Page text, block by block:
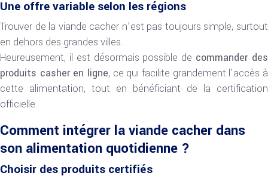
Une offre variable selon les régions
Trouver de la viande cacher n’est pas toujours simple, surtout
en dehors des grandes villes.
Heureusement, il est désormais possible de commander des
produits casher en ligne, ce qui facilite grandement l’accès à
cette alimentation, tout en bénéficiant de la certification
officielle.
Comment intégrer la viande cacher dans
son alimentation quotidienne ?
Choisir des produits certifiés